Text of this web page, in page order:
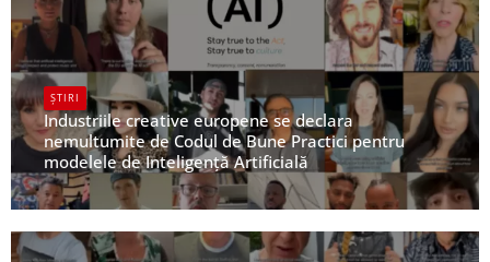
ȘTIRI
Industriile creative europene se declara
nemultumite de Codul de Bune Practici pentru
modelele de Inteligență Artificială
UPFR